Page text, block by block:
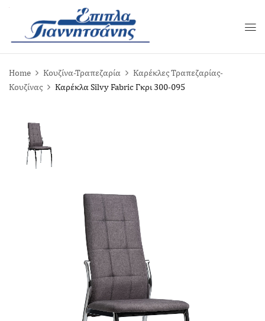
Home Κουζίνα-Τραπεζαρία
Καρέκλες Τραπεζαρίας-
Κουζίνας
Καρέκλα Silvy Fabric Γκρι 300-095